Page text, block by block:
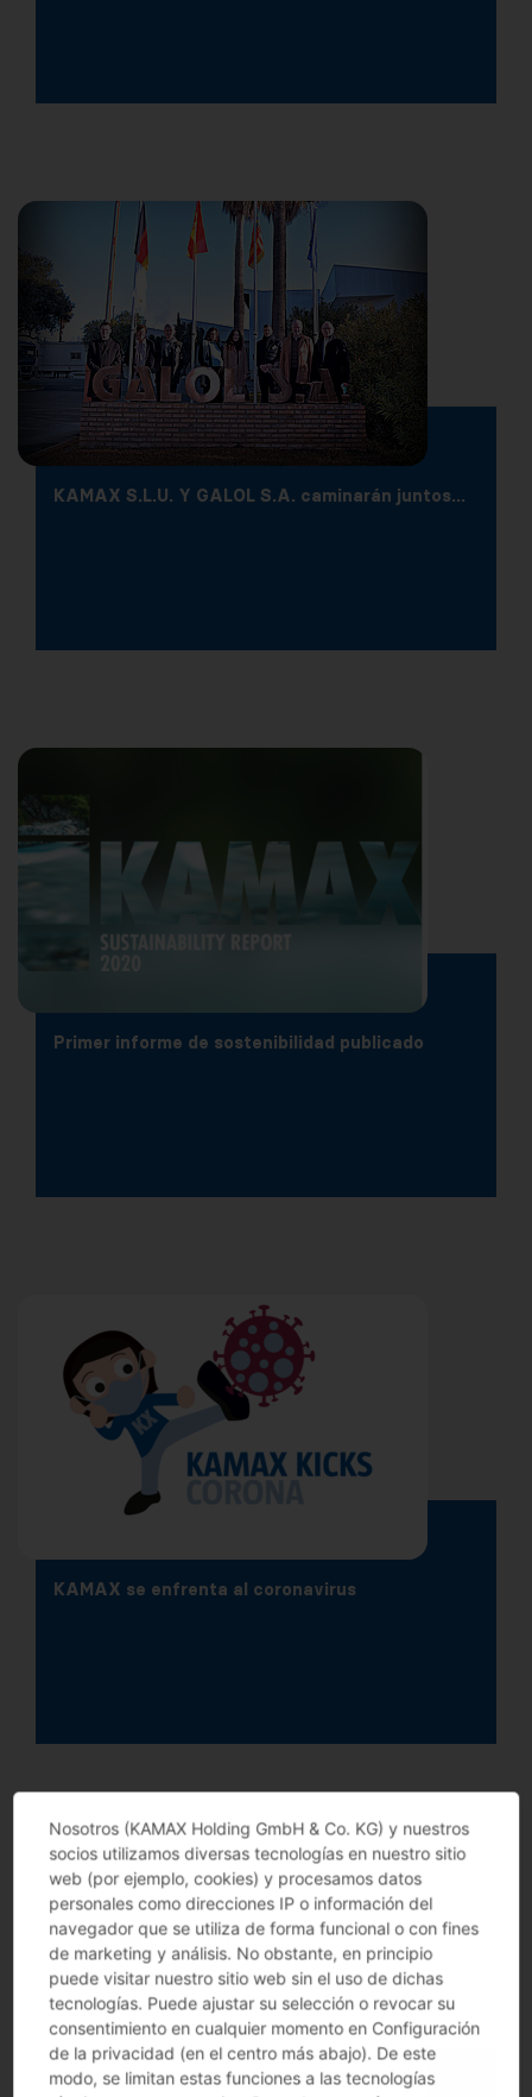
KAMAX S.L.U. Y GALOL S.A. caminarán juntos…
Primer informe de sostenibilidad publicado
KAMAX se enfrenta al coronavirus
Nosotros (KAMAX Holding GmbH & Co. KG) y nuestros
socios utilizamos diversas tecnologías en nuestro sitio
web (por ejemplo, cookies) y procesamos datos
personales como direcciones IP o información del
navegador que se utiliza de forma funcional o con fines
de marketing y análisis. No obstante, en principio
puede visitar nuestro sitio web sin el uso de dichas
tecnologías. Puede ajustar su selección o revocar su
consentimiento en cualquier momento en Configuración
de la privacidad (en el centro más abajo). De este
modo, se limitan estas funciones a las tecnologías